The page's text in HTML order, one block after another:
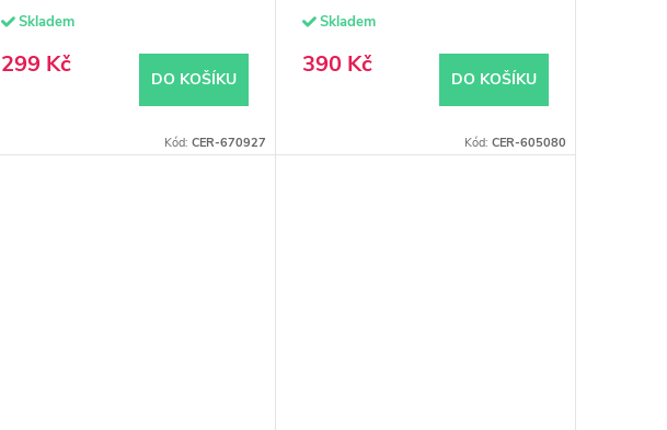
Skladem
299 Kč
DO KOŠÍKU
Kód: CER-670927
Skladem
390 Kč
DO KOŠÍKU
Kód: CER-605080